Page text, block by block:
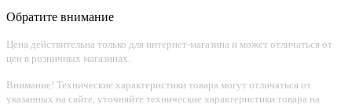
Обратите внимание
Цена действительна только для интернет-магазина и может отличаться от
цен в розничных магазинах.
Внимание! Технические характеристики товара могут отличаться от
указанных на сайте, уточняйте технические характеристики товара на